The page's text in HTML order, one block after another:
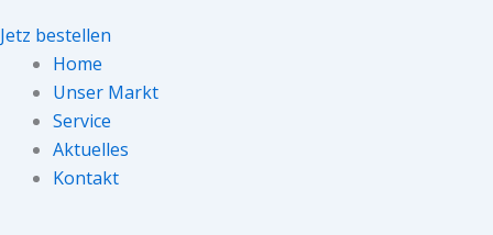
Jetz bestellen
Home
Unser Markt
Service
Aktuelles
Kontakt